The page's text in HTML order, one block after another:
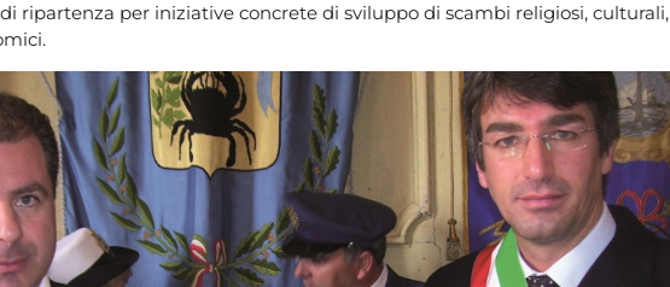
ripartenza per iniziative concrete di sviluppo di scambi religiosi, culturali,